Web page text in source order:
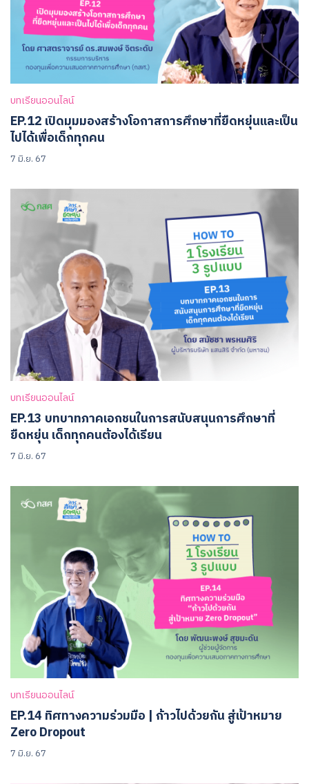
บทเรียนออนไลน์
EP.12 เปิดมุมมองสร้างโอกาสการศึกษาที่ยืดหยุ่นและเป็น
ไปได้เพื่อเด็กทุกคน
7 มิ.ย. 67
บทเรียนออนไลน์
EP.13 บทบาทภาคเอกชนในการสนับสนุนการศึกษาที่
ยืดหยุ่น เด็กทุกคนต้องได้เรียน
7 มิ.ย. 67
บทเรียนออนไลน์
EP.14 ทิศทางความร่วมมือ | ก้าวไปด้วยกัน สู่เป้าหมาย
Zero Dropout
7 มิ.ย. 67